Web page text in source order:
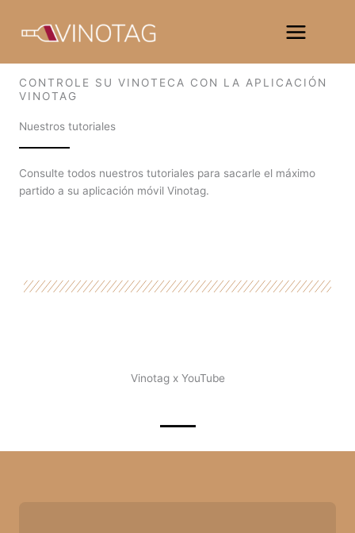
contenido
CONTROLE SU VINOTECA CON LA APLICACIÓN
VINOTAG
Nuestros tutoriales
Consulte todos nuestros tutoriales para sacarle el máximo
partido a su aplicación móvil Vinotag.
Vinotag x YouTube